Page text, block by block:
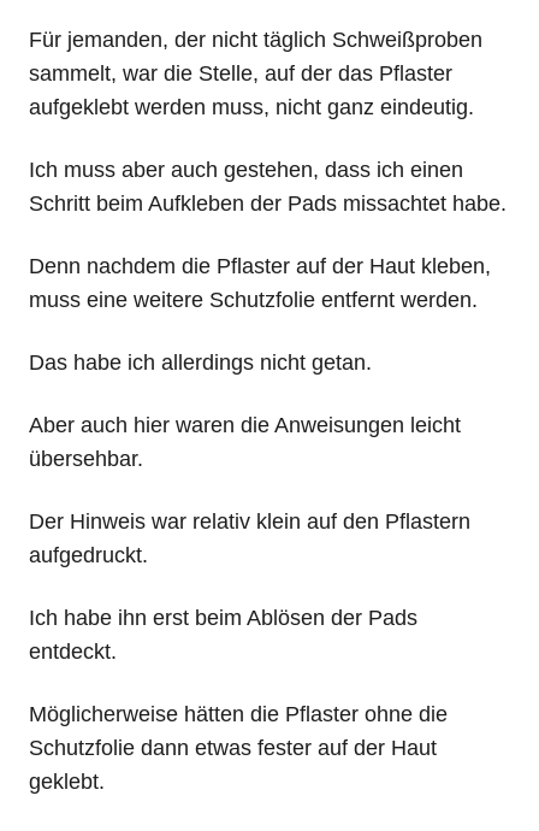
Für jemanden, der nicht täglich Schweißproben
sammelt, war die Stelle, auf der das Pflaster
aufgeklebt werden muss, nicht ganz eindeutig.
Ich muss aber auch gestehen, dass ich einen
Schritt beim Aufkleben der Pads missachtet habe.
Denn nachdem die Pflaster auf der Haut kleben,
muss eine weitere Schutzfolie entfernt werden.
Das habe ich allerdings nicht getan.
Aber auch hier waren die Anweisungen leicht
übersehbar.
Der Hinweis war relativ klein auf den Pflastern
aufgedruckt.
Ich habe ihn erst beim Ablösen der Pads
entdeckt.
Möglicherweise hätten die Pflaster ohne die
Schutzfolie dann etwas fester auf der Haut
geklebt.